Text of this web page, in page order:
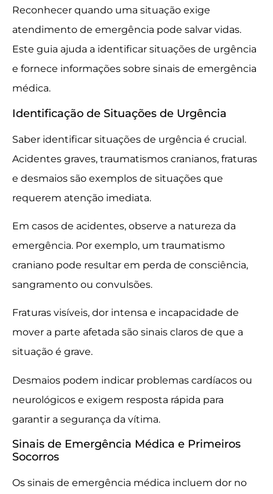
Reconhecer quando uma situação exige
atendimento de emergência pode salvar vidas.
Este guia ajuda a identificar situações de urgência
e fornece informações sobre sinais de emergência
médica.
Identificação de Situações de Urgência
Saber identificar situações de urgência é crucial.
Acidentes graves, traumatismos cranianos, fraturas
e desmaios são exemplos de situações que
requerem atenção imediata.
Em casos de acidentes, observe a natureza da
emergência. Por exemplo, um traumatismo
craniano pode resultar em perda de consciência,
sangramento ou convulsões.
Fraturas visíveis, dor intensa e incapacidade de
mover a parte afetada são sinais claros de que a
situação é grave.
Desmaios podem indicar problemas cardíacos ou
neurológicos e exigem resposta rápida para
garantir a segurança da vítima.
Sinais de Emergência Médica e Primeiros
Socorros
Os sinais de emergência médica incluem dor no